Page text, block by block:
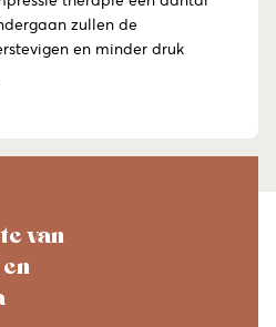
zullen de
en minder druk
van